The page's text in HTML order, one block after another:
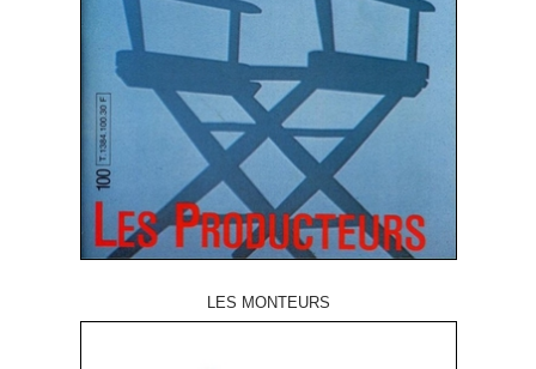
LES MONTEURS